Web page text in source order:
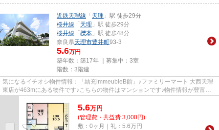
近鉄天理線 「 天理 」駅 徒歩29分
桜井線 「 天理 」駅 徒歩29分
桜井線 「 櫟本 」駅 徒歩48分
奈良県天理市豊井町93-3
5.6万円
築年数：築17年 ｜募集中： 3室
階数：3階建
気になるイチオシ物件情報：「結充immeubleB館」♪ファミリーマート 大西天理
東店が463mにある物件です♪こちらの物件はマンションです♪物件情報が豊富な
5.6万円
(管理費・共益費 3,000円)
敷：0ヶ月｜礼：5.6万円